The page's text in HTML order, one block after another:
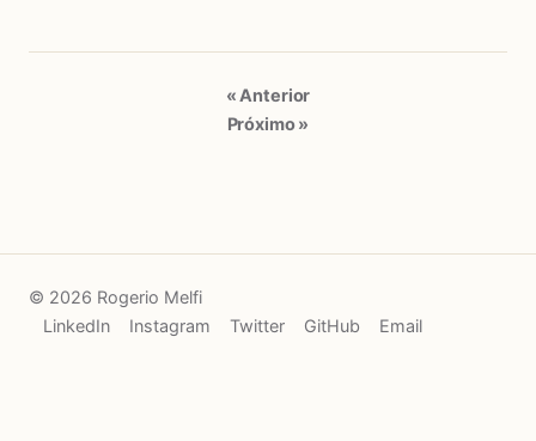
« Anterior
Próximo »
© 2026 Rogerio Melfi
LinkedIn
Instagram Twitter GitHub Email